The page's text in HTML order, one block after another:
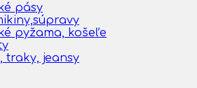
pásy
pyžama, košeľe
traky, jeansy